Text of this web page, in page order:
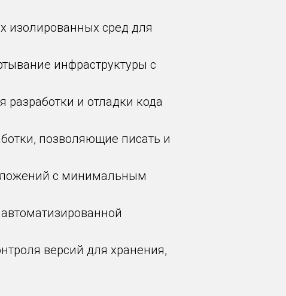
изолированных сред для
инфраструктуры с
и отладки кода
позволяющие писать и
с минимальным
версий для хранения,